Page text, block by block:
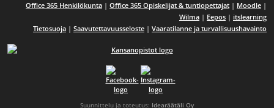
Office 365 Henkilökunta | Office 365 Opiskelijat & tuntiopettajat | Moodle |
Wilma | Eepos | itslearning
Tietosuoja | Saavutettavuusseloste | Vaaratilanne ja turvallisuushavainto
Suunnittelu ja toteutus: Idearäätäli Oy